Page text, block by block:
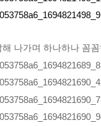
나가며 하나하나 꼼